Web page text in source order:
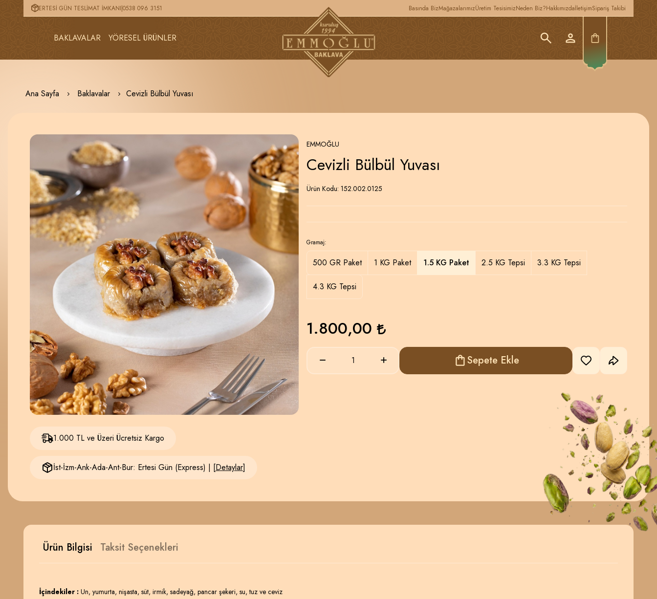
ERTESİ GÜN TESLİMAT İMKANI|0538 096 3151 Basında BizMağazalarımızÜretim TesisimizNeden Biz?HakkımızdaİletişimSipariş Takibi
BAKLAVALAR YÖRESEL ÜRÜNLER
Ana Sayfa Baklavalar Cevizli Bülbül Yuvası
1.000 TL ve Üzeri Ücretsiz Kargo
İst-İzm-Ank-Ada-Ant-Bur: Ertesi Gün (Express) | [Detaylar]
EMMOĞLU
Cevizli Bülbül Yuvası
Ürün Kodu: 152.002.0125
Gramaj:
500 GR Paket 1 KG Paket 1.5 KG Paket 2.5 KG Tepsi 3.3 KG Tepsi
4.3 KG Tepsi
1.800,00
Sepete Ekle
Ürün Bilgisi Taksit Seçenekleri
İçindekiler : Un, yumurta, nişasta, süt, irmik, sadeyağ, pancar şekeri, su, tuz ve ceviz